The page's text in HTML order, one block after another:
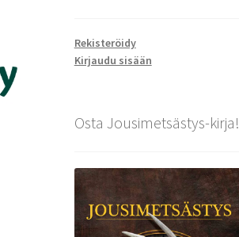
Rekisteröidy
Kirjaudu sisään
Osta Jousimetsästys-kirja!